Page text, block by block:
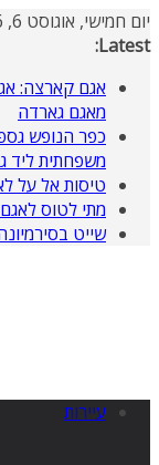
חמישי, אוגוסט 6, 2026
אגם קארצה:
מאגם גארדה
כפר הנופש
משפחתית ליד
טיסות אל על
מתי לטוס
שייט
עיירות